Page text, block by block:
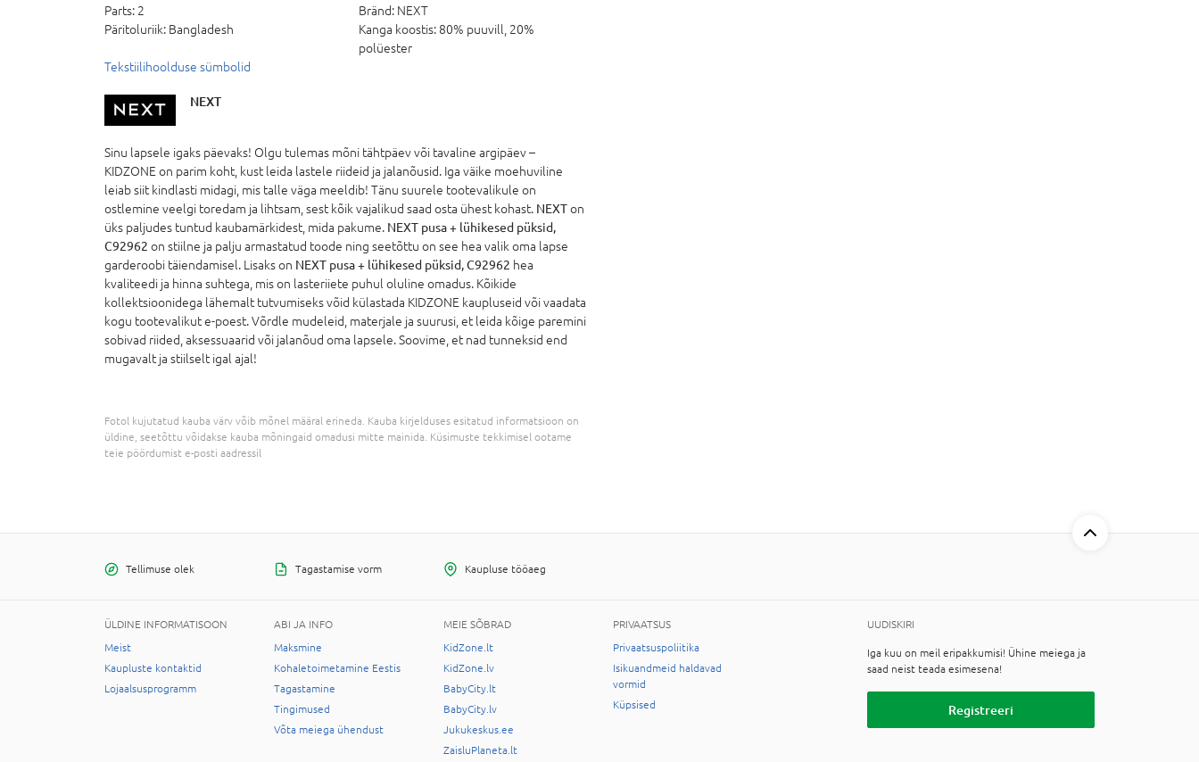
Parts: 2 Bränd: NEXT
Päritoluriik: Bangladesh Kanga koostis: 80% puuvill, 20%
polüester
Tekstiilihoolduse sümbolid
NEXT
Sinu lapsele igaks päevaks! Olgu tulemas mõni tähtpäev või tavaline argipäev –
KIDZONE on parim koht, kust leida lastele riideid ja jalanõusid. Iga väike moehuviline
leiab siit kindlasti midagi, mis talle väga meeldib! Tänu suurele tootevalikule on
ostlemine veelgi toredam ja lihtsam, sest kõik vajalikud saad osta ühest kohast. NEXTon
üks paljudes tuntud kaubamärkidest, mida pakume. NEXT pusa + lühikesed püksid,
C92962 on stiilne ja palju armastatud toode ning seetõttu on see hea valik oma lapse
garderoobi täiendamisel. Lisaks on NEXT pusa + lühikesed püksid, C92962 hea
kvaliteedi ja hinna suhtega, mis on lasteriiete puhul oluline omadus. Kõikide
kollektsioonidega lähemalt tutvumiseks võid külastada KIDZONE kaupluseid või vaadata
kogu tootevalikut e-poest. Võrdle mudeleid, materjale ja suurusi, et leida kõige paremini
sobivad riided, aksessuaarid või jalanõud oma lapsele. Soovime, et nad tunneksid end
mugavalt ja stiilselt igal ajal!
Fotol kujutatud kauba värv võib mõnel määral erineda. Kauba kirjelduses esitatud informatsioon on
üldine, seetõttu võidakse kauba mõningaid omadusi mitte mainida. Küsimuste tekkimisel ootame
teie pöördumist e-posti aadressil
Tellimuse olek Tagastamise vorm Kaupluse tööaeg
ÜLDINE INFORMATISOON
Meist
Kaupluste kontaktid
Lojaalsusprogramm
ABI JA INFO
Maksmine
Kohaletoimetamine Eestis
Tagastamine
Tingimused
Võta meiega ühendust
MEIE SÕBRAD
KidZone.lt
KidZone.lv
BabyCity.lt
BabyCity.lv
Jukukeskus.ee
ZaisluPlaneta.lt
PRIVAATSUS
Privaatsuspoliitika
Isikuandmeid haldavad
vormid
Küpsised
UUDISKIRI
Iga kuu on meil eripakkumisi! Ühine meiega ja
saad neist teada esimesena!
Registreeri